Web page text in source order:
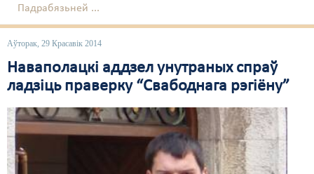
Падрабязьней ...
Аўторак, 29 Красавік 2014
Наваполацкі аддзел унутраных спраў
ладзіць праверку “Свабоднага рэгіёну”
Пэнітэнцыярная сыстэма
Рознае
Свабода слова
Свабода сумленьня
Суд